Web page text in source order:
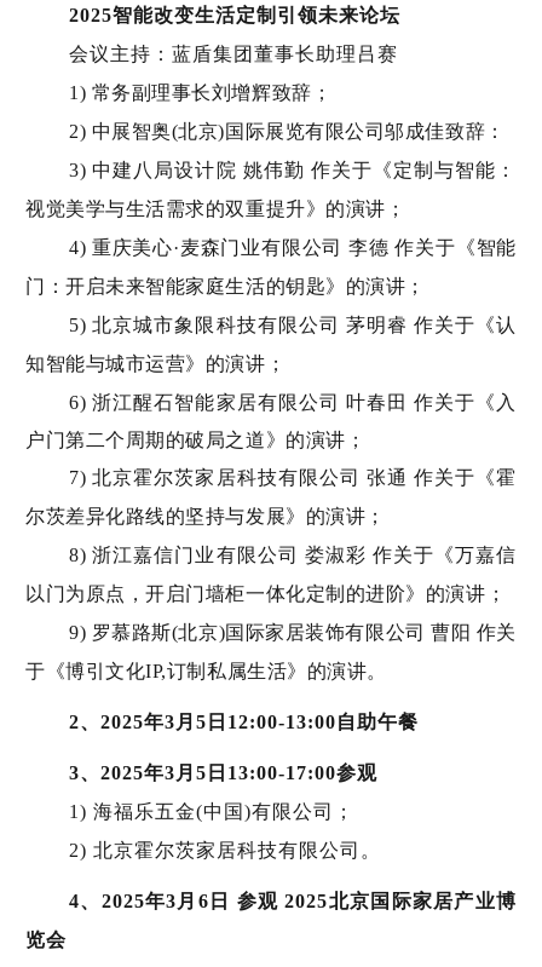
2025智能改变生活定制引领未来论坛
会议主持：蓝盾集团董事长助理吕赛
1) 常务副理事长刘增辉致辞；
2) 中展智奥(北京)国际展览有限公司邬成佳致辞：
3) 中建八局设计院 姚伟勤 作关于《定制与智能：
视觉美学与生活需求的双重提升》的演讲；
4) 重庆美心·麦森门业有限公司 李德 作关于《智能
门：开启未来智能家庭生活的钥匙》的演讲；
5) 北京城市象限科技有限公司 茅明睿 作关于《认
知智能与城市运营》的演讲；
6) 浙江醒石智能家居有限公司 叶春田 作关于《入
户门第二个周期的破局之道》的演讲；
7) 北京霍尔茨家居科技有限公司 张通 作关于《霍
尔茨差异化路线的坚持与发展》的演讲；
8) 浙江嘉信门业有限公司 娄淑彩 作关于《万嘉信
以门为原点，开启门墙柜一体化定制的进阶》的演讲；
9) 罗慕路斯(北京)国际家居装饰有限公司 曹阳 作关
于《博引文化IP,订制私属生活》的演讲。
2、2025年3月5日12:00-13:00自助午餐
3、2025年3月5日13:00-17:00参观
1) 海福乐五金(中国)有限公司；
2) 北京霍尔茨家居科技有限公司。
4、2025年3月6日 参观 2025北京国际家居产业博
览会